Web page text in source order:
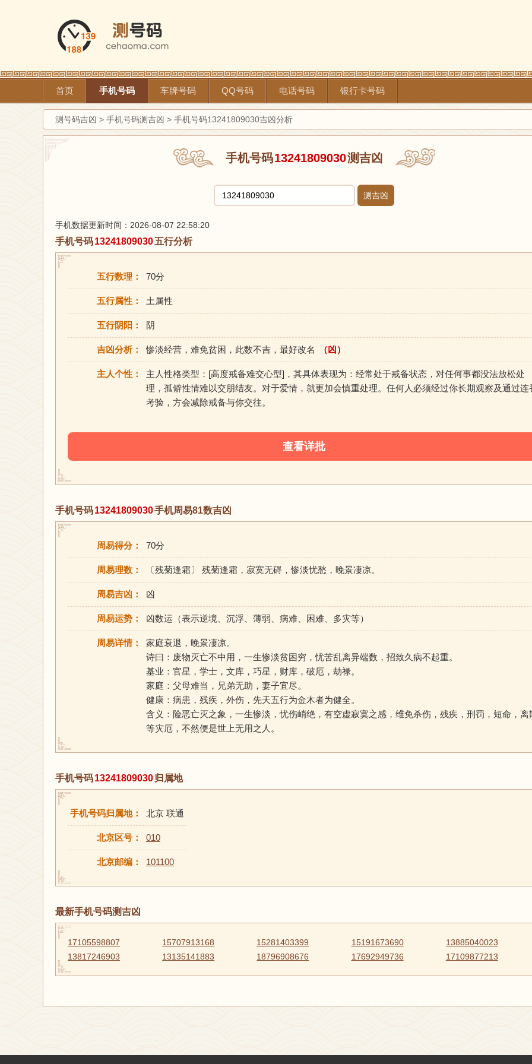
首页 手机号码 车牌号码 QQ号码 电话号码 银行卡号码
测号码吉凶 > 手机号码测吉凶 > 手机号码13241809030吉凶分析
手机号码13241809030测吉凶
测吉凶
手机数据更新时间：2026-08-07 22:58:20
手机号码13241809030五行分析
五行数理： 70分
五行属性： 土属性
五行阴阳： 阴
吉凶分析： 惨淡经营，难免贫困，此数不吉，最好改名 （凶）
主人个性：
主人性格类型：[高度戒备难交心型]，其具体表现为：经常处于戒备状态，对任何事都没法放松处
理，孤僻性情难以交朋结友。对于爱情，就更加会慎重处理。任何人必须经过你长期观察及通过连
考验，方会减除戒备与你交往。
查看详批
手机号码13241809030手机周易81数吉凶
周易得分： 70分
周易理数： 〔残菊逢霜〕 残菊逢霜，寂寞无碍，惨淡忧愁，晚景凄凉。
周易吉凶： 凶
周易运势： 凶数运（表示逆境、沉浮、薄弱、病难、困难、多灾等）
周易详情：
家庭衰退，晚景凄凉。
诗曰：废物灭亡不中用，一生惨淡贫困穷，忧苦乱离异端数，招致久病不起重。
基业：官星，学士，文库，巧星，财库，破厄，劫禄。
家庭：父母难当，兄弟无助，妻子宜尽。
健康：病患，残疾，外伤，先天五行为金木者为健全。
含义：险恶亡灭之象，一生惨淡，忧伤峭绝，有空虚寂寞之感，维免杀伤，残疾，刑罚，短命，离
等灾厄，不然便是世上无用之人。
手机号码13241809030归属地
手机号码归属地： 北京 联通
北京区号： 010
北京邮编： 101100
最新手机号码测吉凶
17105598807 15707913168 15281403399 15191673690
13885040023
13817246903
13135141883 18796908676 17692949736 17109877213